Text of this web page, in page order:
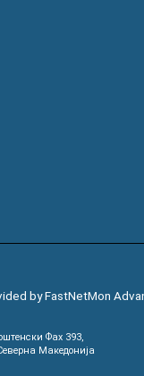
by FastNetMon
Фах 393,
Македонија